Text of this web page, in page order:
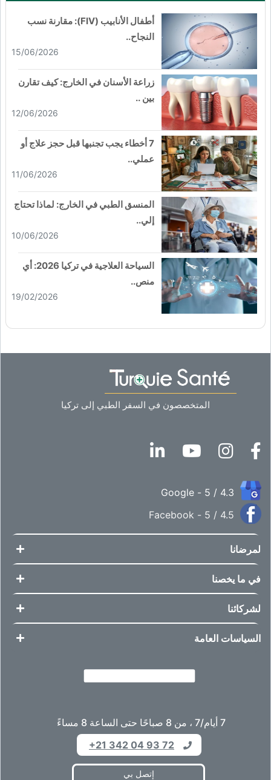
أطفال الأنابيب (FIV): مقارنة نسب
النجاح..
15/06/2026
زراعة الأسنان في الخارج: كيف تقارن
بين ..
12/06/2026
7 أخطاء يجب تجنبها قبل حجز علاج أو
عملي..
11/06/2026
المنسق الطبي في الخارج: لماذا تحتاج
إلي..
10/06/2026
السياحة العلاجية في تركيا 2026: أي
منص..
19/02/2026
المتخصصون في السفر الطبي إلى تركيا
4.3 / 5 - Google
4.5 / 5 - Facebook
لمرضانا
في ما يخصنا
لشركائنا
السياسات العامة
7 أيام/7 ، من 8 صباحًا حتى الساعة 8 مساءً
+21 342 04 93 72
إتصل بي